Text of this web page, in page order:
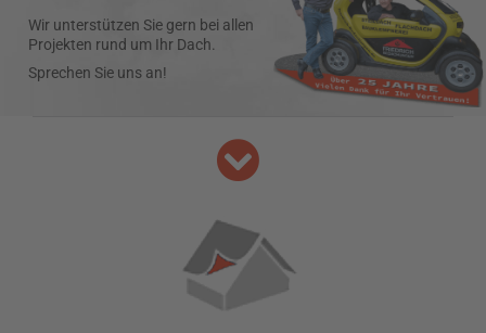
Immer "oben
Wir unterstützen Sie gern bei a en
Projekten rund um Ihr Dach
Sprechen Sie uns an!